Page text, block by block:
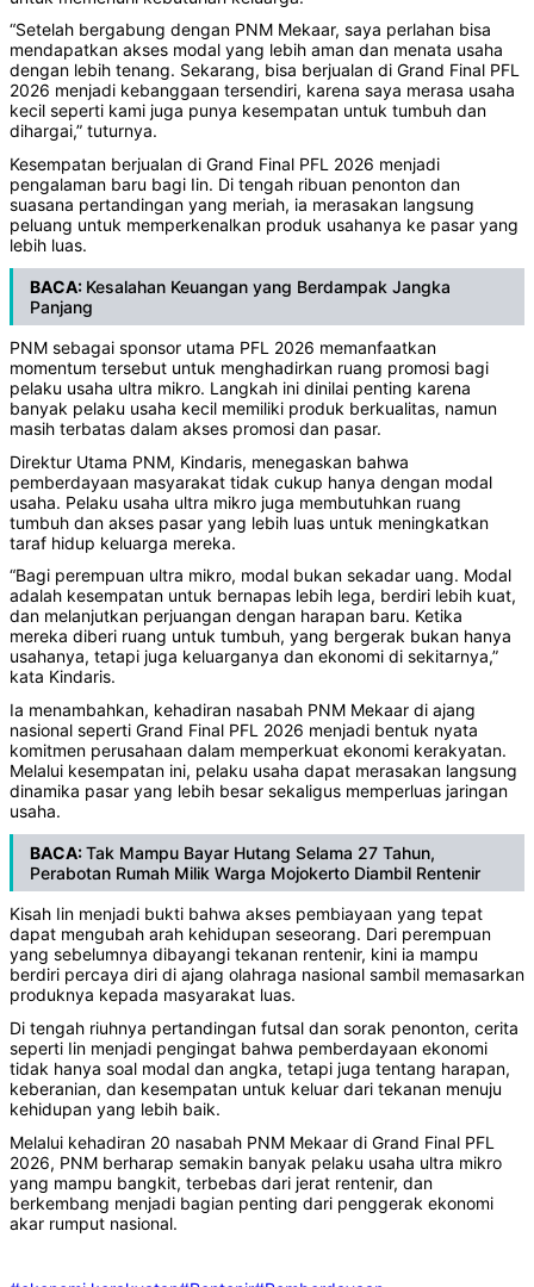
“Setelah bergabung dengan PNM Mekaar, saya perlahan bisa
mendapatkan akses modal yang lebih aman dan menata usaha
dengan lebih tenang. Sekarang, bisa berjualan di Grand Final PFL
2026 menjadi kebanggaan tersendiri, karena saya merasa usaha
kecil seperti kami juga punya kesempatan untuk tumbuh dan
dihargai,” tuturnya.
Kesempatan berjualan di Grand Final PFL 2026 menjadi
pengalaman baru bagi Iin. Di tengah ribuan penonton dan
suasana pertandingan yang meriah, ia merasakan langsung
peluang untuk memperkenalkan produk usahanya ke pasar yang
lebih luas.
BACA: Kesalahan Keuangan yang Berdampak Jangka
Panjang
PNM sebagai sponsor utama PFL 2026 memanfaatkan
momentum tersebut untuk menghadirkan ruang promosi bagi
pelaku usaha ultra mikro. Langkah ini dinilai penting karena
banyak pelaku usaha kecil memiliki produk berkualitas, namun
masih terbatas dalam akses promosi dan pasar.
Direktur Utama PNM, Kindaris, menegaskan bahwa
pemberdayaan masyarakat tidak cukup hanya dengan modal
usaha. Pelaku usaha ultra mikro juga membutuhkan ruang
tumbuh dan akses pasar yang lebih luas untuk meningkatkan
taraf hidup keluarga mereka.
“Bagi perempuan ultra mikro, modal bukan sekadar uang. Modal
adalah kesempatan untuk bernapas lebih lega, berdiri lebih kuat,
dan melanjutkan perjuangan dengan harapan baru. Ketika
mereka diberi ruang untuk tumbuh, yang bergerak bukan hanya
usahanya, tetapi juga keluarganya dan ekonomi di sekitarnya,”
kata Kindaris.
Ia menambahkan, kehadiran nasabah PNM Mekaar di ajang
nasional seperti Grand Final PFL 2026 menjadi bentuk nyata
komitmen perusahaan dalam memperkuat ekonomi kerakyatan.
Melalui kesempatan ini, pelaku usaha dapat merasakan langsung
dinamika pasar yang lebih besar sekaligus memperluas jaringan
usaha.
BACA:Tak Mampu Bayar Hutang Selama 27 Tahun,
Perabotan Rumah Milik Warga Mojokerto Diambil Rentenir
Kisah Iin menjadi bukti bahwa akses pembiayaan yang tepat
dapat mengubah arah kehidupan seseorang. Dari perempuan
yang sebelumnya dibayangi tekanan rentenir, kini ia mampu
berdiri percaya diri di ajang olahraga nasional sambil memasarkan
produknya kepada masyarakat luas.
Di tengah riuhnya pertandingan futsal dan sorak penonton, cerita
seperti Iin menjadi pengingat bahwa pemberdayaan ekonomi
tidak hanya soal modal dan angka, tetapi juga tentang harapan,
keberanian, dan kesempatan untuk keluar dari tekanan menuju
kehidupan yang lebih baik.
Melalui kehadiran 20 nasabah PNM Mekaar di Grand Final PFL
2026, PNM berharap semakin banyak pelaku usaha ultra mikro
yang mampu bangkit, terbebas dari jerat rentenir, dan
berkembang menjadi bagian penting dari penggerak ekonomi
akar rumput nasional.